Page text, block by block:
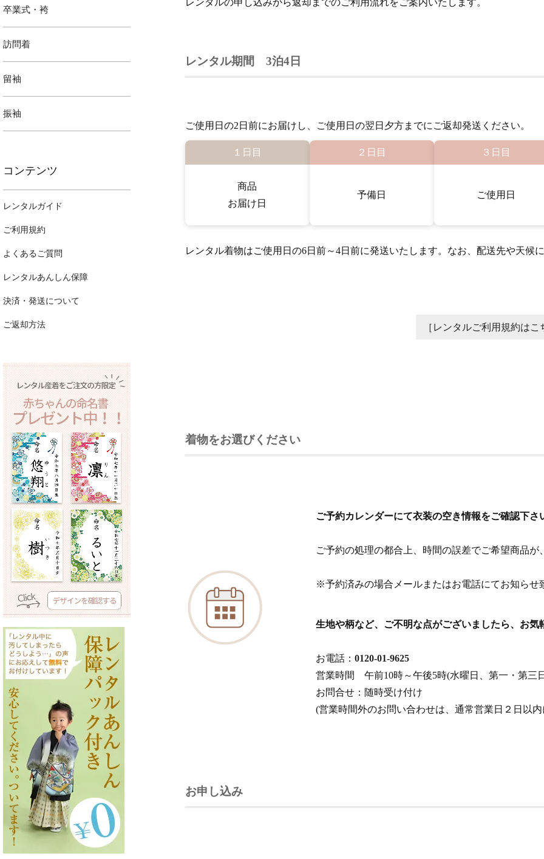
レンタルの申し込みから返却までのご利用流れをご案内いたします。
レンタル期間 3泊4日
ご使用日の2日前にお届けし、ご使用日の翌日夕方までにご返却発送ください。
１日目
商品
お届け日
２日目
予備日
３日目
ご使用日
レンタル着物はご使用日の6日前～4日前に発送いたします。なお、配送先や天候
［レンタルご利用規約はこ
着物をお選びください
ご予約カレンダーにて衣装の空き情報をご確認下さ
ご予約の処理の都合上、時間の誤差でご希望商品が
※予約済みの場合メールまたはお電話にてお知らせ
生地や柄など、ご不明な点がございましたら、お気
お電話：0120-01-9625
営業時間 午前10時～午後5時(水曜日、第一・第三
お問合せ：随時受け付け
(営業時間外のお問い合わせは、通常営業日２日以
お申し込み
卒業式・袴
訪問着
留袖
振袖
コンテンツ
レンタルガイド
ご利用規約
よくあるご質問
レンタルあんしん保障
決済・発送について
ご返却方法